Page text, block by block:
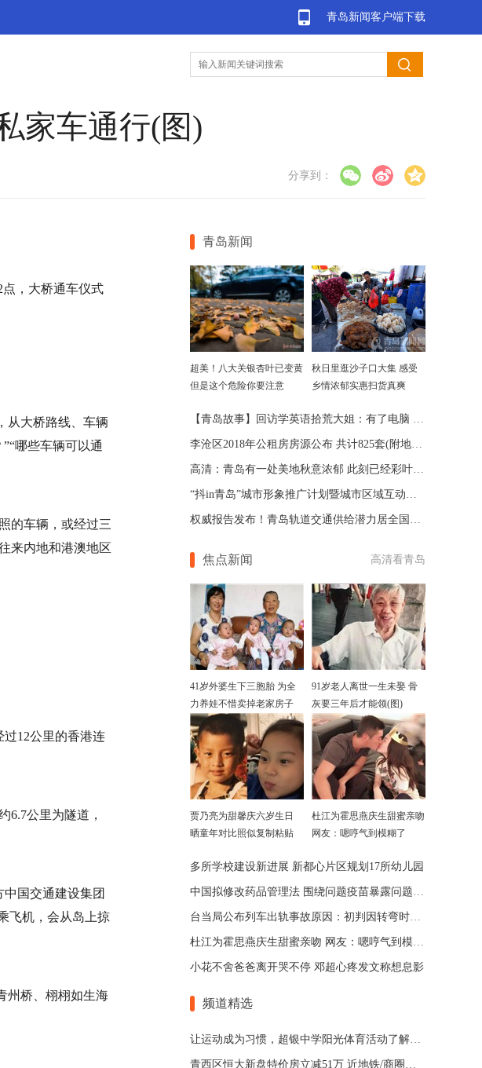
青岛新闻客户端下载
家车通行(图)
分享到：
点，大桥通车仪式
从大桥路线、车辆
哪些车辆可以通
的车辆，或经过三
来内地和港澳地区
12公里的香港连
6.7公里为隧道，
国交通建设集团
飞机，会从岛上掠
州桥、栩栩如生海
青岛新闻
超美！八大关银杏叶已变黄
但是这个危险你要注意
秋日里逛沙子口大集 感受
乡情浓郁实惠扫货真爽
【青岛故事】回访学英语拾荒大姐：有了电脑 相信会成功
李沧区2018年公租房房源公布 共计825套(附地址)
高清：青岛有一处美地秋意浓郁 此刻已经彩叶纷飞了
“抖in青岛”城市形象推广计划暨城市区域互动挑战赛启动
权威报告发布！青岛轨道交通供给潜力居全国第一
焦点新闻 高清看青岛
41岁外婆生下三胞胎 为全
力养娃不惜卖掉老家房子
91岁老人离世一生未娶 骨
灰要三年后才能领(图)
贾乃亮为甜馨庆六岁生日
晒童年对比照似复制粘贴
杜江为霍思燕庆生甜蜜亲吻
网友：嗯哼气到模糊了
多所学校建设新进展 新都心片区规划17所幼儿园
中国拟修改药品管理法 围绕问题疫苗暴露问题作出修改
台当局公布列车出轨事故原因：初判因转弯时超速
杜江为霍思燕庆生甜蜜亲吻 网友：嗯哼气到模糊了
小花不舍爸爸离开哭不停 邓超心疼发文称想息影
频道精选
让运动成为习惯，超银中学阳光体育活动了解一下！
青西区恒大新盘特价房立减51万 近地铁/商圈不限购